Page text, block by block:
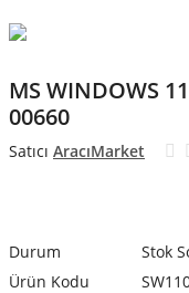
Endüstriyel Sistemler
Aydınlatma ve Enerji
MS WINDOWS
00660
Satıcı AracıMarket
Durum
Stok
Ürün Kodu